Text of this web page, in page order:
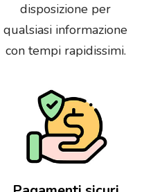
disposizione per
qualsiasi informazione
con tempi rapidissimi.